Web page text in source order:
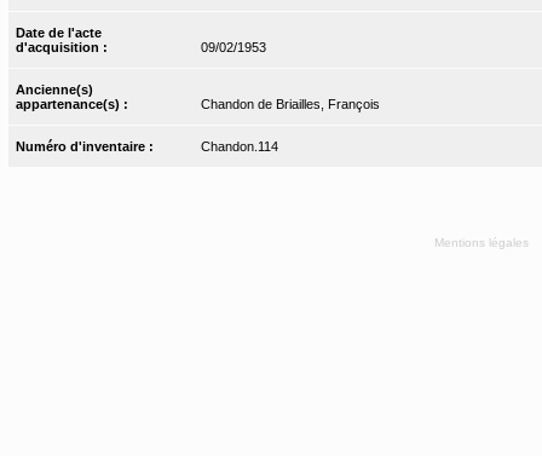
Date de l'acte
d'acquisition :
09/02/1953
Ancienne(s)
appartenance(s) :
Chandon de Briailles, François
Numéro d'inventaire : Chandon.114
Mentions légales